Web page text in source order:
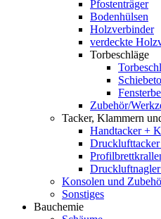
Pfostenträger
Bodenhülsen
Holzverbinder
verdeckte
Torbeschläge
Zubehör/
Tacker, Klammern
Handtacker +
Konsolen und
Sonstiges
Bauchemie